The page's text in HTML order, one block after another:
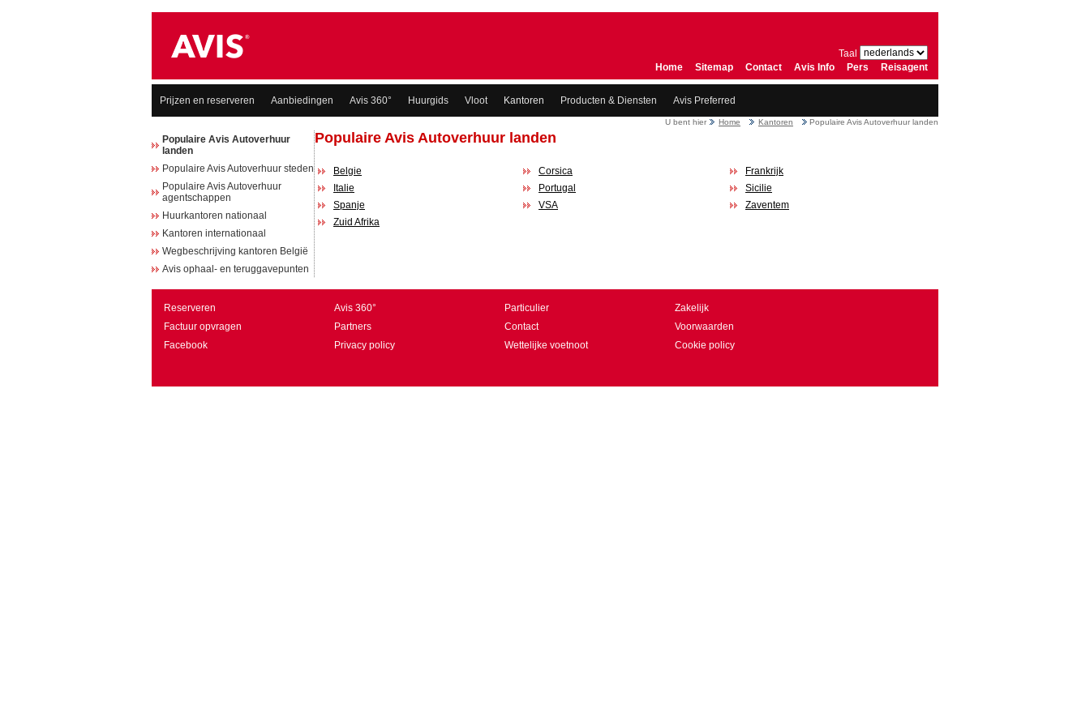
Taal
Reisagent
Pers
Avis Info
Contact
Sitemap
Home
Prijzen en reserveren Aanbiedingen Avis 360° Huurgids Vloot Kantoren Producten & Diensten Avis Preferred
U bent hier Home Kantoren Populaire Avis Autoverhuur landen
Populaire Avis Autoverhuur
landen
Populaire Avis Autoverhuur steden
Populaire Avis Autoverhuur
agentschappen
Huurkantoren nationaal
Kantoren internationaal
Wegbeschrijving kantoren België
Avis ophaal- en teruggavepunten
Populaire Avis Autoverhuur landen
Belgie Corsica
Frankrijk
Italie
Portugal
Sicilie
Spanje
VSA
Zaventem
Zuid Afrika
Reserveren Avis 360° Particulier
Zakelijk
Factuur opvragen
Partners Contact
Voorwaarden
Facebook
Privacy policy Wettelijke voetnoot Cookie policy